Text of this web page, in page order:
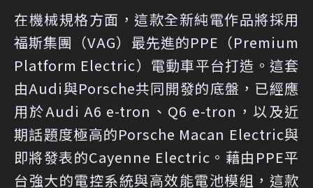
在機械規格方面，這款全新純電作品將採用
福斯集團（VAG）最先進的PPE（Premium
Platform Electric）電動車平台打造。這套
由Audi與Porsche共同開發的底盤，已經應
用於Audi A6 e-tron、Q6 e-tron，以及近
期話題度極高的Porsche Macan Electric與
即將發表的Cayenne Electric。藉由PPE平
台強大的電控系統與高效能電池模組，這款